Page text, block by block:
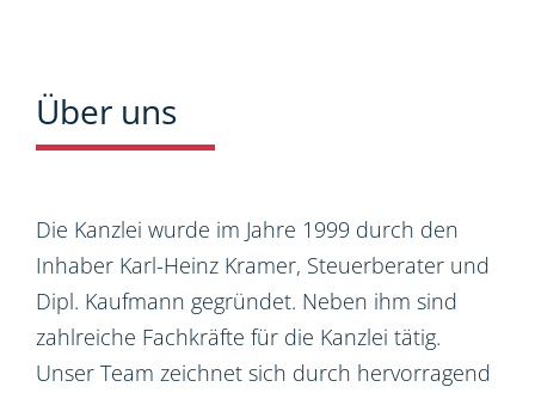
Über uns
Die Kanzlei wurde im Jahre 1999 durch den
Inhaber Karl-Heinz Kramer, Steuerberater und
Dipl. Kaufmann gegründet. Neben ihm sind
zahlreiche Fachkräfte für die Kanzlei tätig.
Unser Team zeichnet sich durch hervorragend